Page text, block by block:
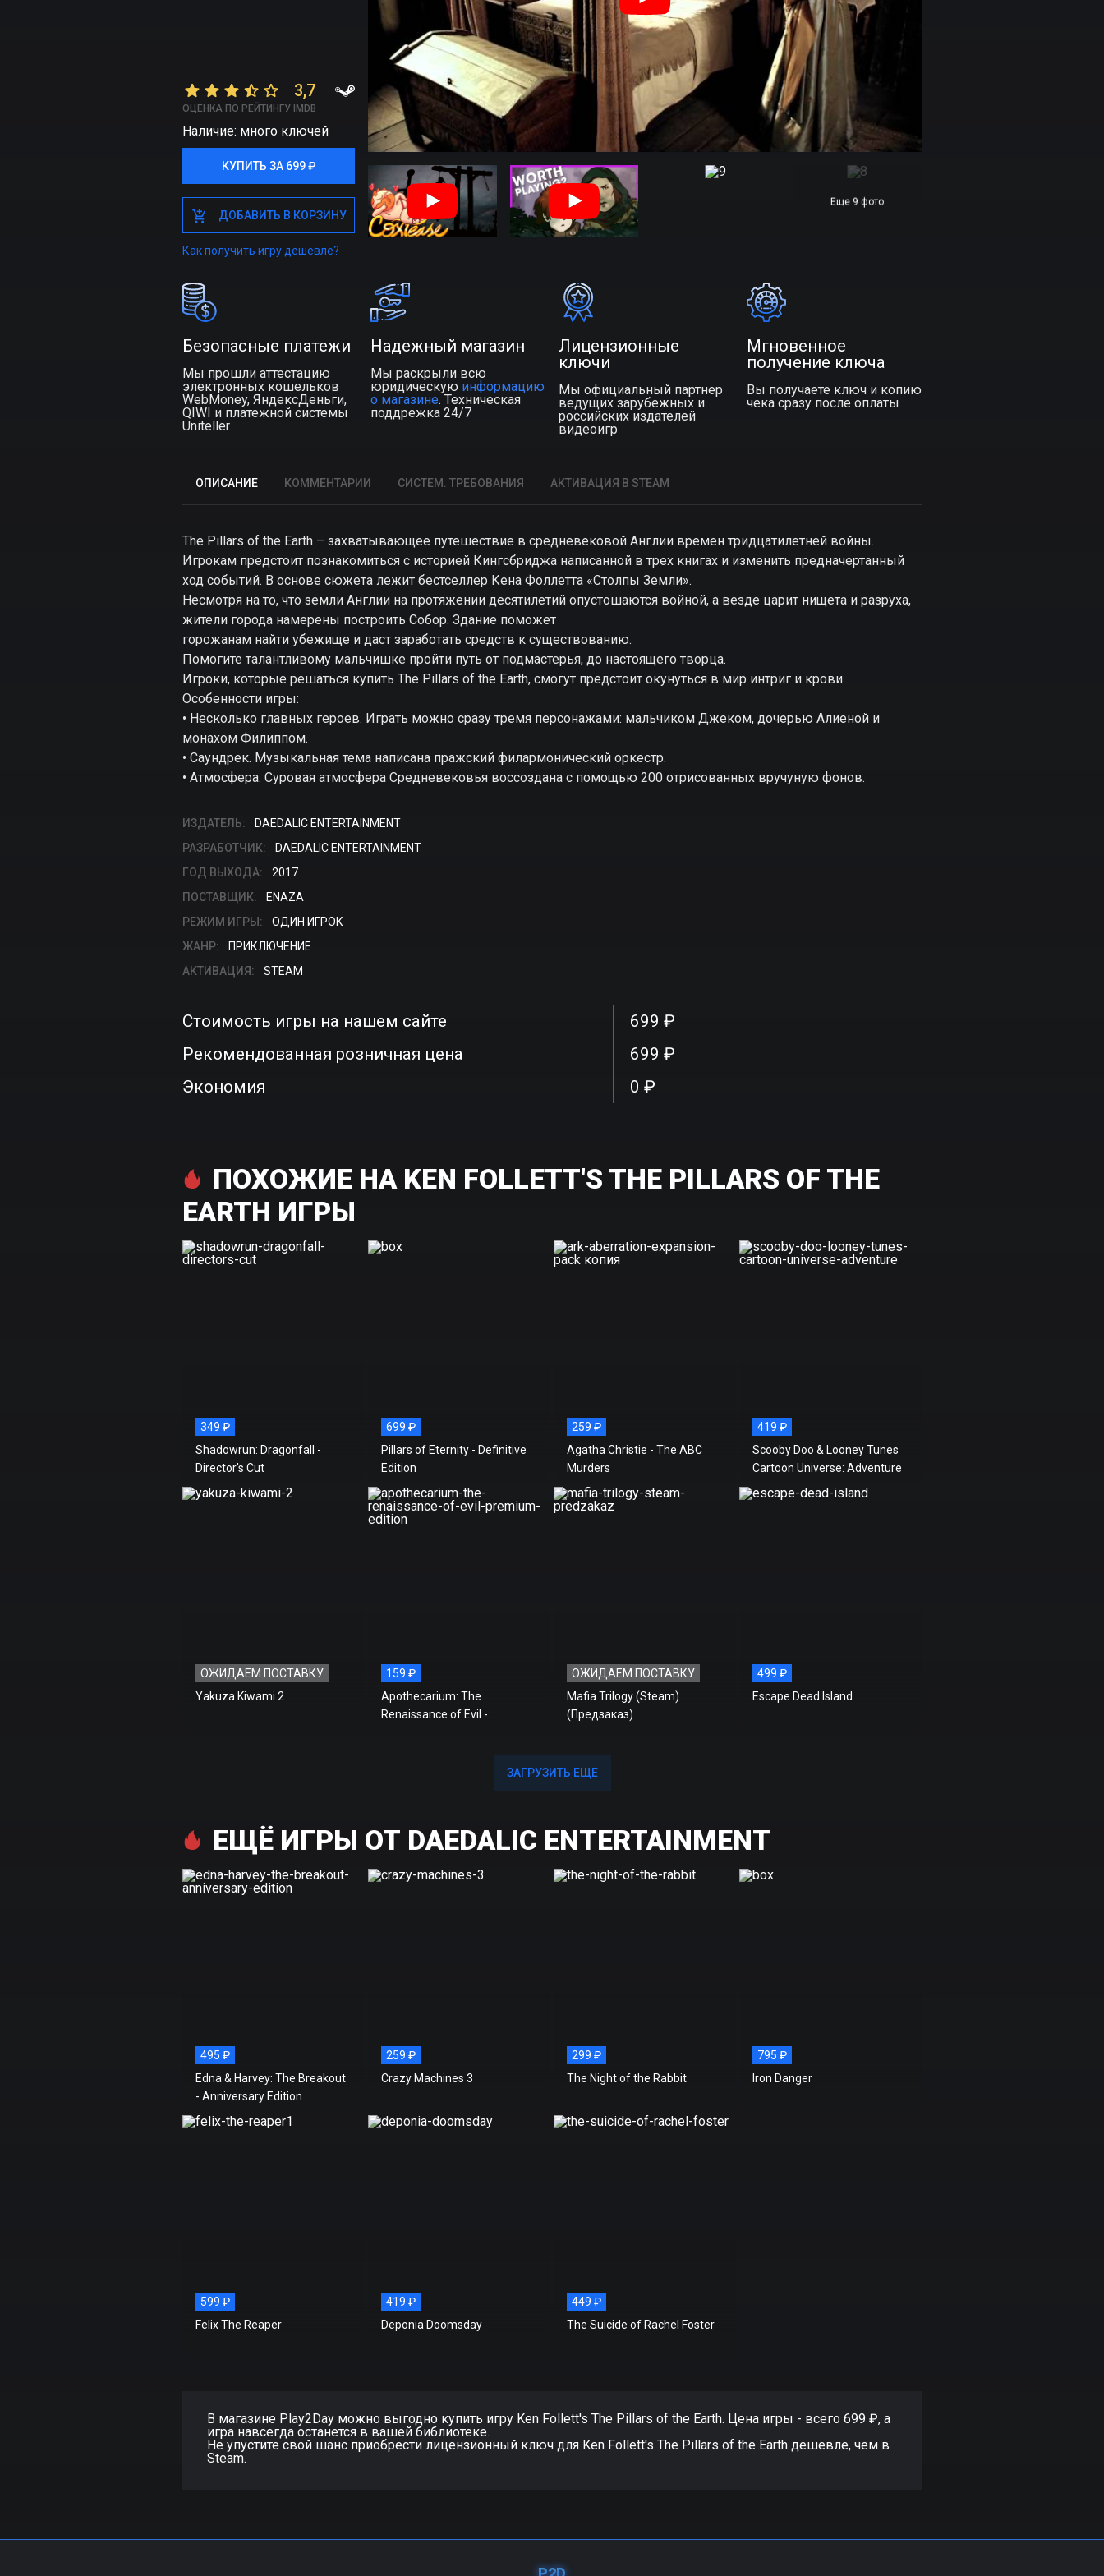
3,7
ОЦЕНКА ПО РЕЙТИНГУ IMDB
Наличие: много ключей
КУПИТЬ ЗА 699 ₽
КУПИТЬ ЗА 699 ₽
ДОБАВИТЬ В КОРЗИНУ
ДОБАВИТЬ В КОРЗИНУ
Как получить игру дешевле?
Еще 9 фото
Безопасные платежи
Мы прошли аттестацию
электронных кошельков
WebMoney, ЯндексДеньги,
QIWI и платежной системы
Uniteller
Надежный магазин
Мы раскрыли всю
юридическую информацию
о магазине. Техническая
поддрежка 24/7
Лицензионные
ключи
Мы официальный партнер
ведущих зарубежных и
российских издателей
видеоигр
Мгновенное
получение ключа
Вы получаете ключ и копию
чека сразу после оплаты
ОПИСАНИЕ КОММЕНТАРИИ СИСТЕМ. ТРЕБОВАНИЯ АКТИВАЦИЯ В STEAM
The Pillars of the Earth – захватывающее путешествие в средневековой Англии времен тридцатилетней войны.
Игрокам предстоит познакомиться с историей Кингсбриджа написанной в трех книгах и изменить предначертанный
ход событий. В основе сюжета лежит бестселлер Кена Фоллетта «Столпы Земли».
Несмотря на то, что земли Англии на протяжении десятилетий опустошаются войной, а везде царит нищета и разруха,
жители города намерены построить Собор. Здание поможет
горожанам найти убежище и даст заработать средств к существованию.
Помогите талантливому мальчишке пройти путь от подмастерья, до настоящего творца.
Игроки, которые решаться купить The Pillars of the Earth, смогут предстоит окунуться в мир интриг и крови.
Особенности игры:
• Несколько главных героев. Играть можно сразу тремя персонажами: мальчиком Джеком, дочерью Алиеной и
монахом Филиппом.
• Саундрек. Музыкальная тема написана пражский филармонический оркестр.
• Атмосфера. Суровая атмосфера Средневековья воссоздана с помощью 200 отрисованных вручуную фонов.
ИЗДАТЕЛЬ:
DAEDALIC ENTERTAINMENT
РАЗРАБОТЧИК:
DAEDALIC ENTERTAINMENT
ГОД ВЫХОДА:
2017
ПОСТАВЩИК:
ENAZA
РЕЖИМ ИГРЫ:
ОДИН ИГРОК
ЖАНР:
ПРИКЛЮЧЕНИЕ
АКТИВАЦИЯ:
STEAM
Стоимость игры на нашем сайте
699 ₽
Рекомендованная розничная цена
699 ₽
Экономия
0 ₽
ПОХОЖИЕ НА KEN FOLLETT'S THE PILLARS OF THE
EARTH ИГРЫ
349 ₽
Shadowrun: Dragonfall -
Director's Cut
699 ₽
Pillars of Eternity - Definitive
Edition
259 ₽
Agatha Christie - The ABC
Murders
419 ₽
Scooby Doo & Looney Tunes
Cartoon Universe: Adventure
ОЖИДАЕМ ПОСТАВКУ
Yakuza Kiwami 2
159 ₽
Apothecarium: The
Renaissance of Evil -
ОЖИДАЕМ ПОСТАВКУ
Mafia Trilogy (Steam)
(Предзаказ)
499 ₽
Escape Dead Island
ЗАГРУЗИТЬ ЕЩЕ
ЗАГРУЗИТЬ ЕЩЕ
ЕЩЁ ИГРЫ ОТ DAEDALIC ENTERTAINMENT
495 ₽
Edna & Harvey: The Breakout
- Anniversary Edition
259 ₽
Crazy Machines 3
299 ₽
The Night of the Rabbit
795 ₽
Iron Danger
599 ₽
Felix The Reaper
419 ₽
Deponia Doomsday
449 ₽
The Suicide of Rachel Foster
В магазине Play2Day можно выгодно купить игру Ken Follett's The Pillars of the Earth. Цена игры - всего 699 ₽, а
игра навсегда останется в вашей библиотеке.
Не упустите свой шанс приобрести лицензионный ключ для Ken Follett's The Pillars of the Earth дешевле, чем в
Steam.